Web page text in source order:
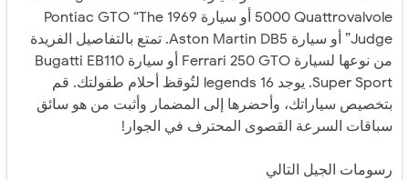
5000 Quattrovalvole أو سيارة 1969 Pontiac GTO “The
Judge” أو سيارة Aston Martin DB5. تمتع بالتفاصيل الفريدة
من نوعها لسيارة Ferrari 250 GTO أو سيارة Bugatti EB110
Super Sport. يوجد 16 legends لتُوقظ أحلام طفولتك. قم
بتخصيص سياراتك، وأحضرها إلى المضمار وأثبت من هو سائق
سباقات السرعة القصوى المحترف في الجوار!
رسومات الجيل التالي